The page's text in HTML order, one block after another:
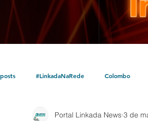
#LinkadaNaRede Colombo
Policial Bocaiúva do Sul
Portal Linkada News 3 de